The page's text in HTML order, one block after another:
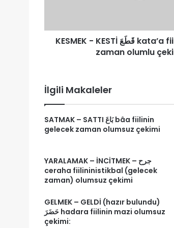
olumlu
çekimiKESMEK - KESTİ قَطَعَ kata’a fiilinin gelecek
zaman olumlu
İlgili Makaleler
SATMAK – SATTI بَاعَ bâa fiilinin
gelecek zaman olumsuz çekimi
YARALAMAK – İNCİTMEK – جرح
ceraha fiilininistikbal (gelecek
zaman) olumsuz çekimi
GELMEK – GELDİ (hazır bulundu)
حَضَرَ hadara fiilinin mazi olumsuz
çekimi: